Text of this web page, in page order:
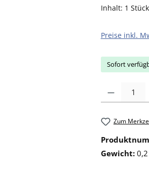
Inhalt: 1 Stück
Preise inkl.
Sofort
Zum
Gewicht: